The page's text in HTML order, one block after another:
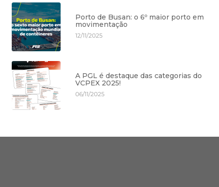
Porto de Busan: o 6º maior porto em
movimentação
12/11/2025
A PGL é destaque das categorias do
VCPEX 2025!
06/11/2025